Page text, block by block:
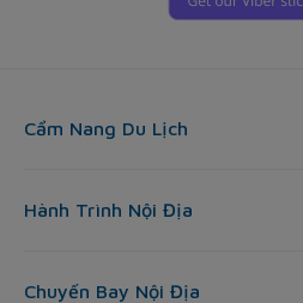
Cẩm Nang Du Lịch
Hành Trình Nội Địa
Chuyến Bay Nội Địa